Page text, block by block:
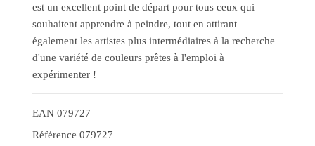
est un excellent point de départ pour tous ceux qui
souhaitent apprendre à peindre, tout en attirant
également les artistes plus intermédiaires à la recherche
d'une variété de couleurs prêtes à l'emploi à
expérimenter !
EAN 079727
Référence 079727